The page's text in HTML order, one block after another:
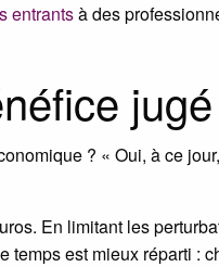
entrantsà des
? « Oui, à ce
En limitant les
est mieux réparti :